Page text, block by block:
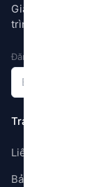
Giải pháp tự
trình
Đăng ký nhận thông
Trang
Liên hệ
Bảng giá